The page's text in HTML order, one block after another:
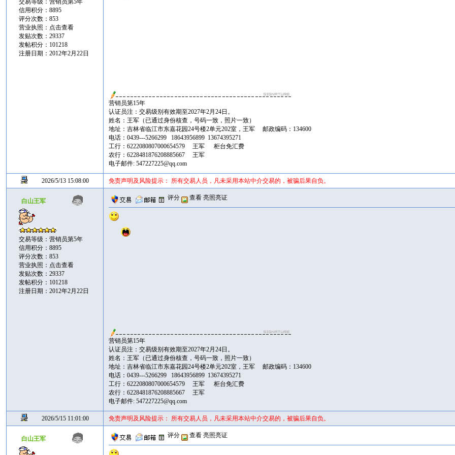
交易等级：营销员第5年
信用积分：8895
评分次数：853
营业执照： 点击查看
发贴次数：29337
发帖积分：101218
注册日期：2012年2月22日
营销员第15年
认证员注：交易级别有效期至2027年2月24日。
姓名：王军（已通过身份核查，号码一致，照片一致）
地址：吉林省临江市东嘉花园24号楼2单元202室，王军 邮政编码：134600
电话：0439---5266299 18643956899 13674395271
工行：6222080807000654579 王军 柜台免汇费
农行：6228481876208885667 王军
电子邮件: 547227225@qq.com
2026/5/13 15:08:00 免责声明及风险提示： 所有交易人员，凡未采用本站中介交易的，被骗后果自负。
白山王军
交易等级：营销员第5年
信用积分：8895
评分次数：853
营业执照： 点击查看
发贴次数：29337
发帖积分：101218
注册日期：2012年2月22日
评分 查看 亮照亮证
营销员第15年
认证员注：交易级别有效期至2027年2月24日。
姓名：王军（已通过身份核查，号码一致，照片一致）
地址：吉林省临江市东嘉花园24号楼2单元202室，王军 邮政编码：134600
电话：0439---5266299 18643956899 13674395271
工行：6222080807000654579 王军 柜台免汇费
农行：6228481876208885667 王军
电子邮件: 547227225@qq.com
2026/5/15 11:01:00 免责声明及风险提示： 所有交易人员，凡未采用本站中介交易的，被骗后果自负。
白山王军 评分 查看 亮照亮证